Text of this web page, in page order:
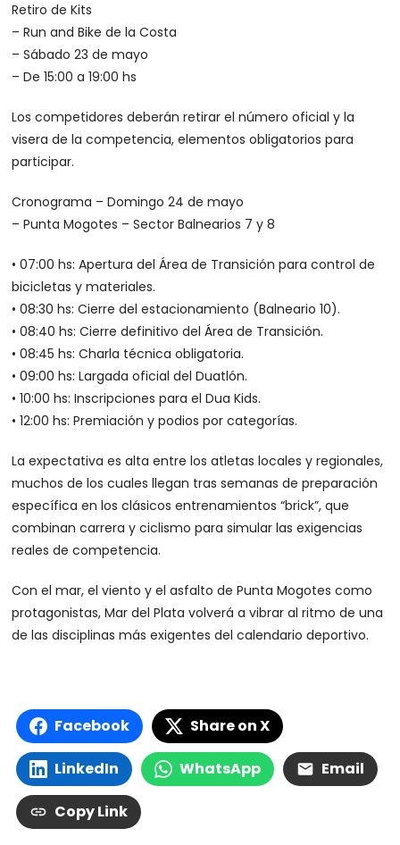
Retiro de Kits
– Run and Bike de la Costa
– Sábado 23 de mayo
– De 15:00 a 19:00 hs
Los competidores deberán retirar el número oficial y la
visera de la competencia, elementos obligatorios para
participar.
Cronograma – Domingo 24 de mayo
– Punta Mogotes – Sector Balnearios 7 y 8
• 07:00 hs: Apertura del Área de Transición para control de
bicicletas y materiales.
• 08:30 hs: Cierre del estacionamiento (Balneario 10).
• 08:40 hs: Cierre definitivo del Área de Transición.
• 08:45 hs: Charla técnica obligatoria.
• 09:00 hs: Largada oficial del Duatlón.
• 10:00 hs: Inscripciones para el Dua Kids.
• 12:00 hs: Premiación y podios por categorías.
La expectativa es alta entre los atletas locales y regionales,
muchos de los cuales llegan tras semanas de preparación
específica en los clásicos entrenamientos “brick”, que
combinan carrera y ciclismo para simular las exigencias
reales de competencia.
Con el mar, el viento y el asfalto de Punta Mogotes como
protagonistas, Mar del Plata volverá a vibrar al ritmo de una
de las disciplinas más exigentes del calendario deportivo.
Facebook Share on X
LinkedIn WhatsApp Email
Copy Link